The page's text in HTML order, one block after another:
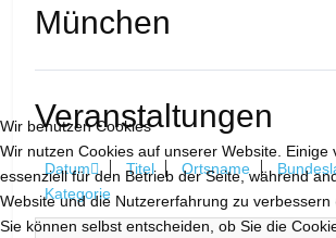
München
Veranstaltungen
Datum Titel Ortsname
Kategorie
Wir benutzen Cookies
Wir nutzen Cookies auf unserer Website. Einige
essenziell für den Betrieb der Seite, während
Website und die Nutzererfahrung zu verbessern
Sie können selbst entscheiden, ob Sie die